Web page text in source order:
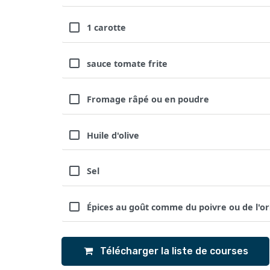
1 carotte
sauce tomate frite
Fromage râpé ou en poudre
Huile d'olive
Sel
Épices au goût comme du poivre ou de
Télécharger la liste de courses